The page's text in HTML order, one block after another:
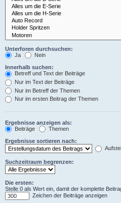
Unterforen durchsuchen:
Ja
Nein
Innerhalb suchen:
Betreff und Text der Beiträge
Nur im Text der Beiträge
Nur im Betreff der Themen
Nur im ersten Beitrag der Themen
Ergebnisse anzeigen als:
Beiträge
Themen
Ergebnisse sortieren nach:
Suchzeitraum begrenzen:
Die ersten:
Stelle 0 als Wert ein, damit der komplette
Zeichen der Beiträge anzeigen